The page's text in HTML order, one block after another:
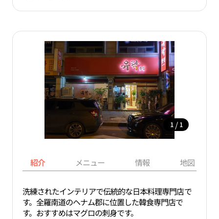
1 / 1
紹介 メニュー 情報 地図
洗練されたインテリアで伝統的な日本料理専門店で
す。全羅南道のヘナム郡に位置した韓食専門店で
す。おすすめはマグロの刺身です。